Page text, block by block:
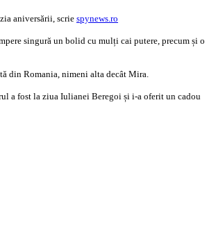
aniversării, scrie spynews.ro
singură un bolid cu mulți cai putere, precum și o
din Romania, nimeni alta decât Mira.
a fost la ziua Iulianei Beregoi și i-a oferit un cadou